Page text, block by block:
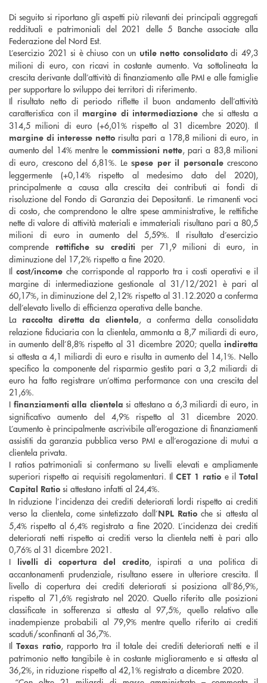
Di seguito si riportano gli aspetti più rilevanti dei principali aggregati
reddituali e patrimoniali del 2021 delle 5 Banche associate alla
Federazione del Nord Est.
L’esercizio 2021 si è chiuso con un utile netto consolidatodi 49,3
milioni di euro, con ricavi in costante aumento. Va sottolineata la
crescita derivante dall’attività di finanziamento alle PMI e alle famiglie
per supportare lo sviluppo dei territori di riferimento.
Il risultato netto di periodo riflette il buon andamento dell’attività
caratteristica con il margine di intermediazione che si attesta a
314,5 milioni di euro (+6,01% rispetto al 31 dicembre 2020). Il
margine di interesse netto risulta pari a 178,8 milioni di euro, in
aumento del 14% mentre le commissioni nette, pari a 83,8 milioni
di euro, crescono del 6,81%. Lespese per il personalecrescono
leggermente (+0,14% rispetto al medesimo dato del 2020),
principalmente a causa alla crescita dei contributi ai fondi di
risoluzione del Fondo di Garanzia dei Depositanti. Le rimanenti voci
di costo, che comprendono le altre spese amministrative, le rettifiche
nette di valore di attività materiali e immateriali risultano pari a 80,5
milioni di euro in aumento del 5,59%. Il risultato d’esercizio
comprende
rettifiche su crediti per 71,9 milioni di euro, in
diminuzione del 17,2% rispetto a fine 2020.
Il cost/income che corrisponde al rapporto tra i costi operativi e il
margine di intermediazione gestionale al 31/12/2021 è pari al
60,17%, in diminuzione del 2,12% rispetto al 31.12.2020 a conferma
dell’elevato livello di efficienza operativa delle banche.
La raccolta diretta da clientela, a conferma della consolidata
relazione fiduciaria con la clientela, ammonta a 8,7 miliardi di euro,
in aumento dell’8,8% rispetto al 31 dicembre 2020; quella indiretta
si attesta a 4,1 miliardi di euro e risulta in aumento del 14,1%. Nello
specifico la componente del risparmio gestito pari a 3,2 miliardi di
euro ha fatto registrare un’ottima performance con una crescita del
21,6%.
I finanziamenti alla clientela si attestano a 6,3 miliardi di euro, in
significativo aumento del 4,9% rispetto al 31 dicembre 2020.
L’aumento è principalmente ascrivibile all’erogazione di finanziamenti
assistiti da garanzia pubblica verso PMI e all’erogazione di mutui a
clientela privata.
I ratios patrimoniali si confermano su livelli elevati e ampliamente
superiori rispetto ai requisiti regolamentari. Il CET 1 ratio e ilTotal
Capital Ratio si attestano infatti al 24,4%.
In riduzione l’incidenza dei crediti deteriorati lordi rispetto ai crediti
verso la clientela, come sintetizzato dall’NPL Ratioche si attesta al
5,4% rispetto al 6,4% registrato a fine 2020. L’incidenza dei crediti
deteriorati netti rispetto ai crediti verso la clientela netti è pari allo
0,76% al 31 dicembre 2021.
I
livelli di copertura del credito, ispirati a una politica di
accantonamenti prudenziale, risultano essere in ulteriore crescita. Il
livello di copertura dei crediti deteriorati si posiziona all’86,9%,
rispetto al 71,6% registrato nel 2020. Quello riferito alle posizioni
classificate in sofferenza si attesta al 97,5%, quello relativo alle
inadempienze probabili al 79,9% mentre quello riferito ai crediti
scaduti/sconfinanti al 36,7%.
Il Texas ratio, rapporto tra il totale dei crediti deteriorati netti e il
patrimonio netto tangibile è in costante miglioramento e si attesta al
36,2%, in riduzione rispetto al 42,1% registrato a dicembre 2020.